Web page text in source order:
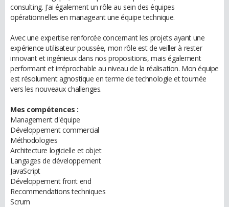
consulting. J'ai également un rôle au sein des équipes
opérationnelles en manageant une équipe technique.
Avec une expertise renforcée concernant les projets ayant une
expérience utilisateur poussée, mon rôle est de veiller à rester
innovant et ingénieux dans nos propositions, mais également
performant et irréprochable au niveau de la réalisation. Mon équipe
est résolument agnostique en terme de technologie et tournée
vers les nouveaux challenges.
Mes compétences :
Management d'équipe
Développement commercial
Méthodologies
Architecture logicielle et objet
Langages de développement
JavaScript
Développement front end
Recommendations techniques
Scrum